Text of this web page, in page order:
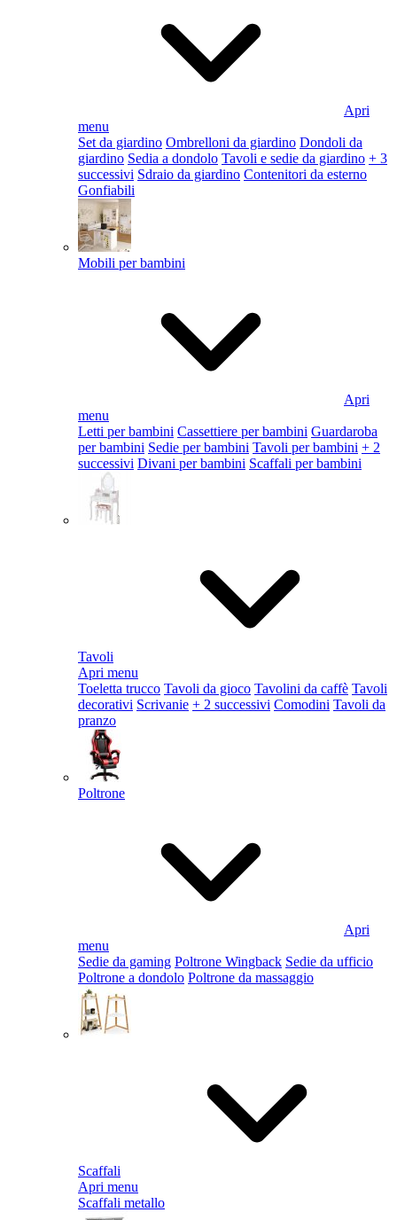
Apri
menu
Set da giardino Ombrelloni da giardino Dondoli da
giardino Sedia a dondolo Tavoli e sedie da giardino + 3
successivi Sdraio da giardino Contenitori da esterno
Gonfiabili
Mobili per bambini
Apri
menu
Letti per bambini Cassettiere per bambini Guardaroba
per bambini Sedie per bambini Tavoli per bambini + 2
successivi Divani per bambini Scaffali per bambini
Tavoli
Apri menu
Toeletta trucco Tavoli da gioco Tavolini da caffè Tavoli
decorativi Scrivanie + 2 successivi Comodini Tavoli da
pranzo
Poltrone
Apri
menu
Sedie da gaming Poltrone Wingback Sedie da ufficio
Poltrone a dondolo Poltrone da massaggio
Scaffali
Apri menu
Scaffali metallo